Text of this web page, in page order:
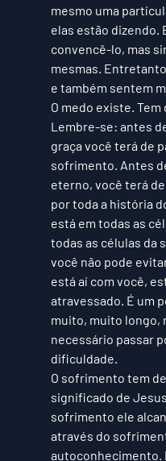
mesmo uma
elas estão dizendo.
convencê-lo, mas
mesmas.
e também sentem
O medo existe.
Lembre-se: antes
graça você terá de
sofrimento. Antes
eterno, você terá
por toda a história
está em todas as
todas as células da
você não pode
está aí com você,
atravessado. É um
muito, muito longo,
necessário passar
dificuldade.
O sofrimento tem
significado de
sofrimento ele
através do
autoconhecimento.